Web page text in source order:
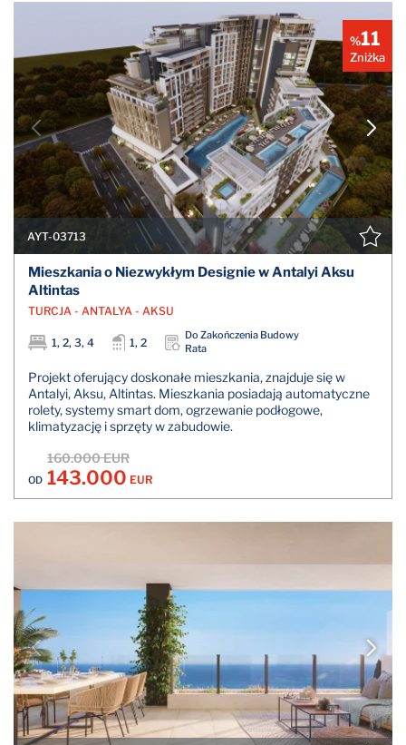
%11
Zniżka
AYT-03713
Mieszkania o Niezwykłym Designie w Antalyi Aksu
Altintas
TURCJA - ANTALYA - AKSU
1, 2, 3, 4 1, 2
Do Zakończenia Budowy
Rata
Projekt oferujący doskonałe mieszkania, znajduje się w
Antalyi, Aksu, Altintas. Mieszkania posiadają automatyczne
rolety, systemy smart dom, ogrzewanie podłogowe,
klimatyzację i sprzęty w zabudowie.
OD
160.000 EUR
143.000 EUR